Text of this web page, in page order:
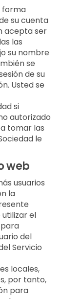
forma
su cuenta
acepta ser
las
su nombre
se
de su
Usted se
si
autorizado
tomar las
le
web
usuarios
la
el
del
Servicio
locales,
por tanto,
para